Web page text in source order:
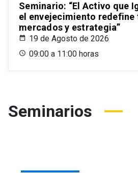
Seminario: “El Activo que
el envejecimiento redefine
mercados y estrategia”
19 de Agosto de 2026
09:00 a 11:00 horas
Seminarios